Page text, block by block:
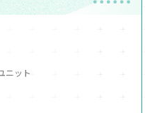
ニット